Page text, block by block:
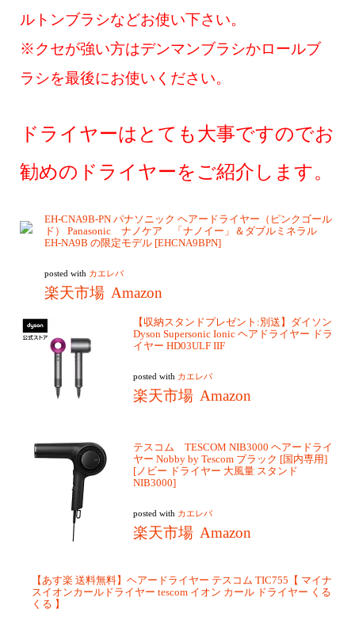
ルトンブラシなどお使い下さい。
※クセが強い方はデンマンブラシかロールブ
ラシを最後にお使いください。
ドライヤーはとても大事ですのでお
勧めのドライヤーをご紹介します。
EH-CNA9B-PN パナソニック ヘアードライヤー（ピンクゴール
ド） Panasonic ナノケア 「ナノイー」＆ダブルミネラル
EH-NA9B の限定モデル [EHCNA9BPN]
posted with カエレバ
楽天市場 Amazon
【収納スタンドプレゼント:別送】ダイソン
Dyson Supersonic Ionic ヘアドライヤー ドラ
イヤー HD03ULF IIF
posted with カエレバ
楽天市場 Amazon
テスコム TESCOM NIB3000 ヘアードライ
ヤー Nobby by Tescom ブラック [国内専用]
[ノビー ドライヤー 大風量 スタンド
NIB3000]
posted with カエレバ
楽天市場 Amazon
【あす楽 送料無料】ヘアードライヤー テスコム TIC755【 マイナ
スイオンカールドライヤー tescom イオン カール ドライヤー くる
くる 】